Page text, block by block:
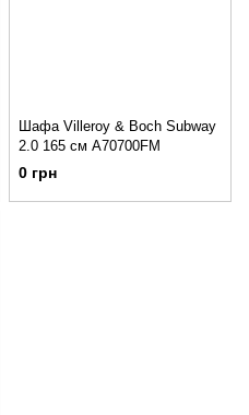
Шафа Villeroy & Boch Subway
2.0 165 см A70700FM
0 грн